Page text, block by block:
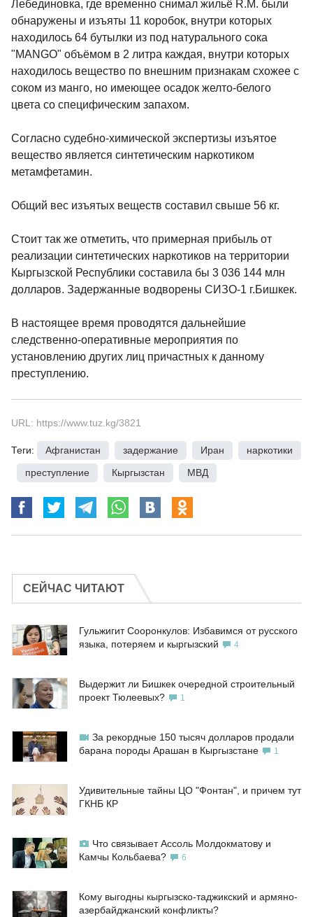
Лебединовка, где временно снимал жильё R.M. были
обнаружены и изъяты 11 коробок, внутри которых
находилось 64 бутылки из под натурального сока
"MANGO" объёмом в 2 литра каждая, внутри которых
находилось вещество по внешним признакам схожее с
соком из манго, но имеющее осадок желто-белого
цвета со специфическим запахом.
Согласно судебно-химической экспертизы изъятое
вещество является синтетическим наркотиком
метамфетамин.
Общий вес изъятых веществ составил свыше 56 кг.
Стоит так же отметить, что примерная прибыль от
реализации синтетических наркотиков на территории
Кыргызской Республики составила бы 3 036 144 млн
долларов. Задержанные водворены СИЗО-1 г.Бишкек.
В настоящее время проводятся дальнейшие
следственно-оперативные мероприятия по
установлению других лиц причастных к данному
преступлению.
URL: https://www.tuz.kg/3821
Теги: Афганистан задержание Иран
наркотики
преступление Кыргызстан МВД
СЕЙЧАС ЧИТАЮТ
Гульжигит Сооронкулов: Избавимся от русского
языка, потеряем и кыргызский
4
Выдержит ли Бишкек очередной строительный
проект Тюлеевых?
1
За рекордные 150 тысяч долларов продали
барана породы Арашан в Кыргызстане
1
Удивительные тайны ЦО "Фонтан", и причем тут
ГКНБ КР
Что связывает Ассоль Молдокматову и
Камчы Кольбаева?
6
Кому выгодны кыргызско-таджикский и армяно-
азербайджанский конфликты?